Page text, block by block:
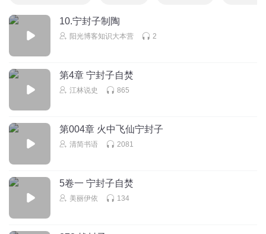
10.宁封子制陶
阳光博客知识大本营 2
第4章 宁封子自焚
江林说史 865
第004章 火中飞仙宁封子
清简书语 2081
5卷一 宁封子自焚
美丽伊依 134